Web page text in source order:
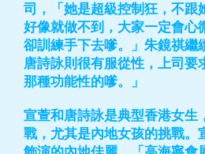
司，「她是超級控制狂，不跟
好像就做不到，大家一定會心
卻訓練手下去嗲。」朱鏡祺繼
唐詩詠則很有服從性，上司要
那種功能性的嗲。」
宣萱和唐詩詠是典型香港女生
戰，尤其是內地女孩的挑戰。